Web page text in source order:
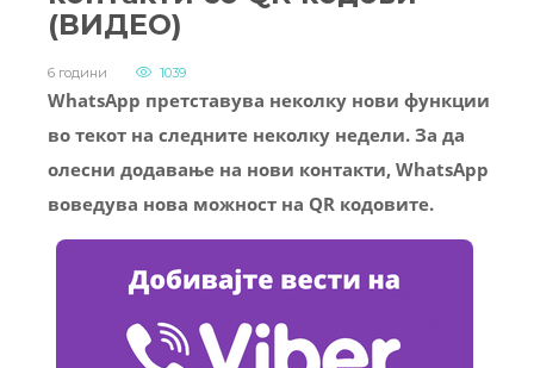
(ВИДЕО)
6 години 1039
WhatsApp претставува неколку нови функции
во текот на следните неколку недели. За да
олесни додавање на нови контакти, WhatsApp
воведува нова можност на QR кодовите.